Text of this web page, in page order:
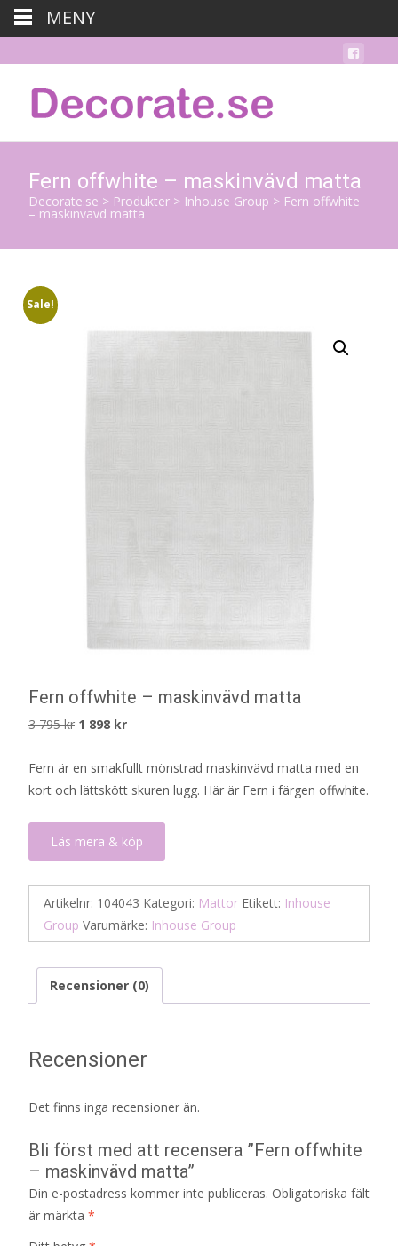
Fern offwhite – maskinvävd matta
Decorate.se > Produkter > Inhouse Group > Fern offwhite
– maskinvävd matta
Sale!
Fern offwhite – maskinvävd matta
3 795kr Det
priset
var:
795 kr.
1 898 krDet
priset
är:
898 kr.
Fern är en smakfullt mönstrad maskinvävd matta med en
kort och lättskött skuren lugg. Här är Fern i färgen offwhite.
Läs mera & köp
Artikelnr: 104043 Kategori: Mattor Etikett: Inhouse
Group Varumärke: Inhouse Group
Recensioner (0)
Recensioner
Det finns inga recensioner än.
Bli först med att recensera ”Fern offwhite
– maskinvävd matta”
Din e-postadress kommer inte publiceras. Obligatoriska fält
är märkta *
MENY